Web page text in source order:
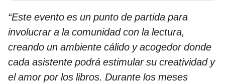
“Este evento es un punto de partida para
involucrar a la comunidad con la lectura,
creando un ambiente cálido y acogedor donde
cada asistente podrá estimular su creatividad y
el amor por los libros. Durante los meses